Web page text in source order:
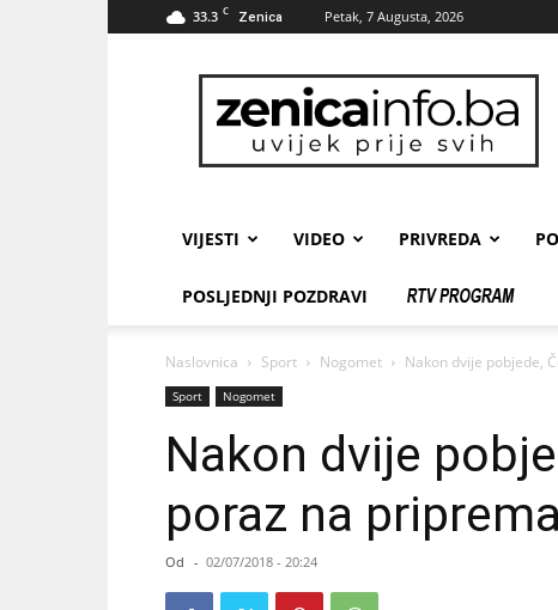
33.3 C Zenica Petak, 7 Augusta, 2026
zenicainfo.ba
VIJESTI VIDEO PRIVREDA
POSLJEDNJI POZDRAVI
Naslovnica Sport Nogomet Nakon dvije pobjede,
Sport Nogomet
Nakon dvije
poraz na
Od - 02/07/2018 - 20:24